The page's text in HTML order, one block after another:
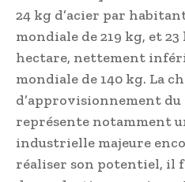
24 kg d’acier par
mondiale de 219 kg, et
hectare, nettement
mondiale de 140 kg. La
d’approvisionnement du
représente notamment
industrielle majeure
réaliser son potentiel, il